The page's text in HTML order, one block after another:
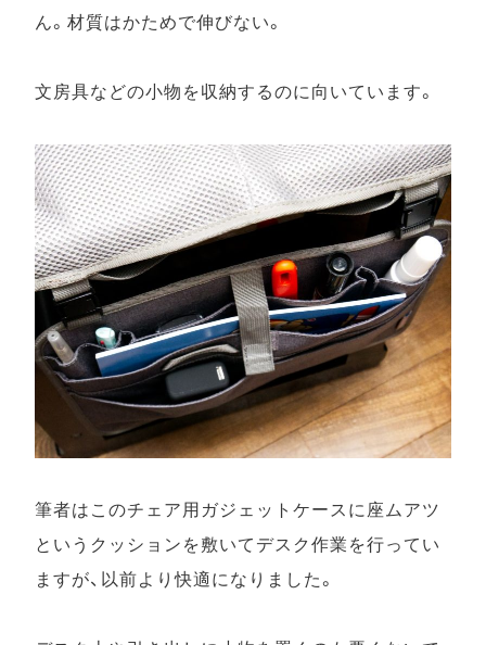
ん。材質はかためで伸びない。
文房具などの小物を収納するのに向いています。
筆者はこのチェア用ガジェットケースに座ムアツ
というクッションを敷いてデスク作業を行ってい
ますが、以前より快適になりました。